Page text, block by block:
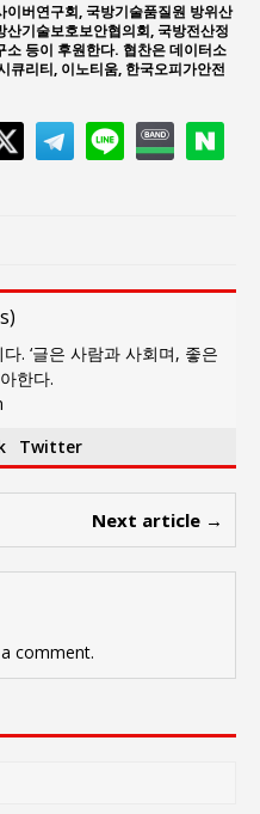
버연구회, 국방기술품질원 방위산
기술보호보안협의회, 국방전산정
등이 후원한다. 협찬은 데이터소
큐리티, 이노티움, 한국오피가안전
)
. ‘글은 사람과 사회며, 좋은
한다.
Twitter
Next article →
comment.